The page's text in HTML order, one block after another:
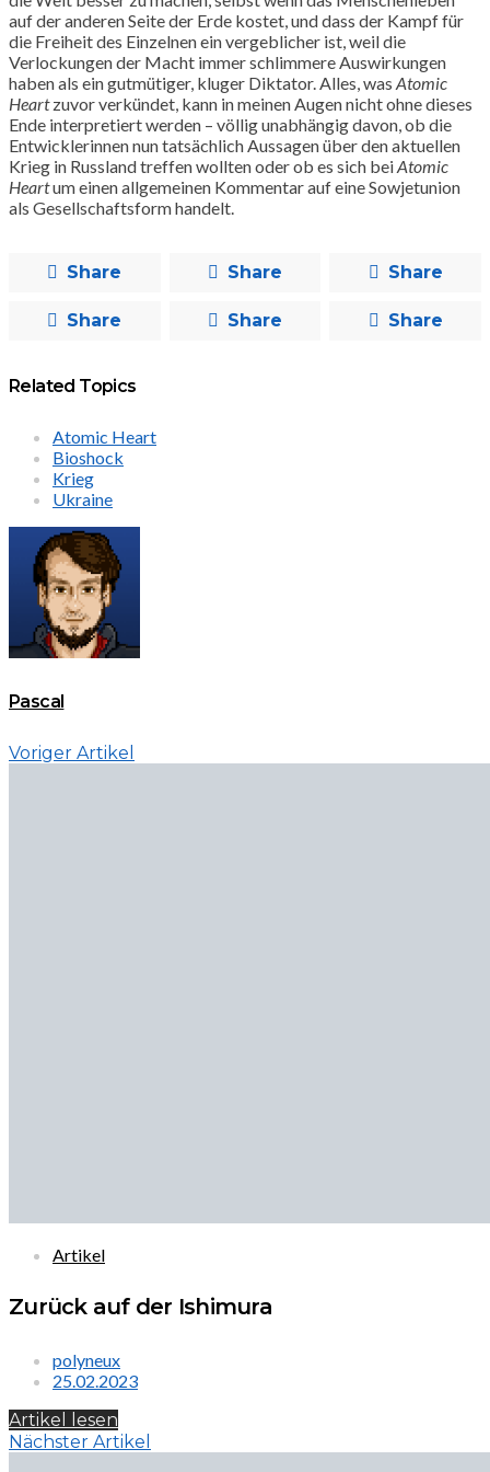
auf der anderen Seite der Erde kostet, und dass der Kampf für
die Freiheit des Einzelnen ein vergeblicher ist, weil die
Verlockungen der Macht immer schlimmere Auswirkungen
haben als ein gutmütiger, kluger Diktator. Alles, was Atomic
Heartzuvor verkündet, kann in meinen Augen nicht ohne dieses
Ende interpretiert werden – völlig unabhängig davon, ob die
Entwicklerinnen nun tatsächlich Aussagen über den aktuellen
Krieg in Russland treffen wollten oder ob es sich beiAtomic
Heartum einen allgemeinen Kommentar auf eine Sowjetunion
als Gesellschaftsform handelt.
Share Share Share
Share Share Share
Related Topics
Atomic Heart
Bioshock
Krieg
Ukraine
Pascal
Voriger Artikel
Artikel
Zurück auf der Ishimura
polyneux
25.02.2023
Artikel lesen
Nächster Artikel